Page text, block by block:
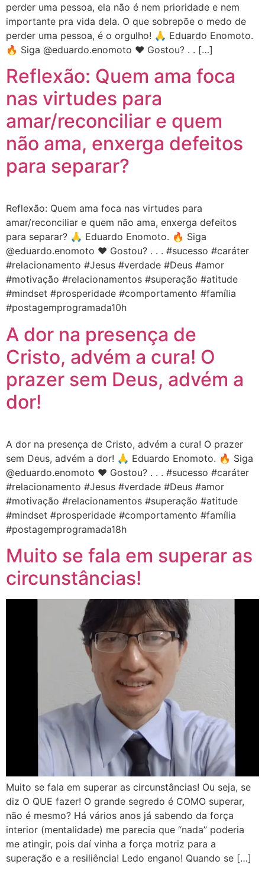
perder uma pessoa, ela não é nem prioridade e nem
importante pra vida dela. O que sobrepõe o medo de
perder uma pessoa, é o orgulho! 🙏 Eduardo Enomoto.
🔥 Siga @eduardo.enomoto ❤️ Gostou? . . […]
Reflexão: Quem ama foca
nas virtudes para
amar/reconciliar e quem
não ama, enxerga defeitos
para separar?
Reflexão: Quem ama foca nas virtudes para
amar/reconciliar e quem não ama, enxerga defeitos
para separar? 🙏 Eduardo Enomoto. 🔥 Siga
@eduardo.enomoto ❤️ Gostou? . . . #sucesso #caráter
#relacionamento #Jesus #verdade #Deus #amor
#motivação #relacionamentos #superação #atitude
#mindset #prosperidade #comportamento #família
#postagemprogramada10h
A dor na presença de
Cristo, advém a cura! O
prazer sem Deus, advém a
dor!
A dor na presença de Cristo, advém a cura! O prazer
sem Deus, advém a dor! 🙏 Eduardo Enomoto. 🔥 Siga
@eduardo.enomoto ❤️ Gostou? . . . #sucesso #caráter
#relacionamento #Jesus #verdade #Deus #amor
#motivação #relacionamentos #superação #atitude
#mindset #prosperidade #comportamento #família
#postagemprogramada18h
Muito se fala em superar as
circunstâncias!
Muito se fala em superar as circunstâncias! Ou seja, se
diz O QUE fazer! O grande segredo é COMO superar,
não é mesmo? Há vários anos já sabendo da força
interior (mentalidade) me parecia que “nada” poderia
me atingir, pois daí vinha a força motriz para a
superação e a resiliência! Ledo engano! Quando se […]